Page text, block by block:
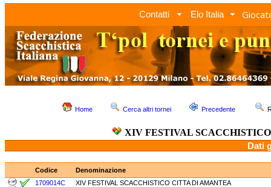
Contatti Elo Italia
Home Cerca altri tornei Precedente
XIV FESTIVAL
Dati
Codice
Denominazione
1709014C
XIV FESTIVAL SCACCHISTICO CITTA DI AMANTEA